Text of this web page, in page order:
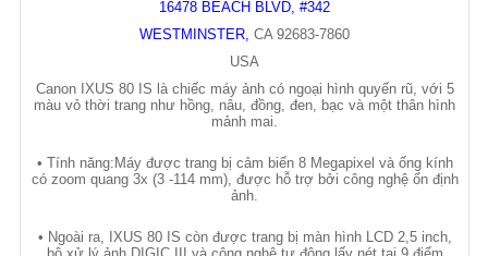
16478 BEACH BLVD, #342
WESTMINSTER CA 92683-7860
USA
Canon IXUS 80 IS là chiếc máy ảnh có ngoại hình quyến rũ, với 5
màu vỏ thời trang như hồng, nâu, đồng, đen, bạc và một thân hình
mảnh mai.
• Tính năng:Máy được trang bị cảm biến 8 Megapixel và ống kính
có zoom quang 3x (3 -114 mm), được hỗtrợ bởi công nghệ ổn định
ảnh.
• Ngoài ra, IXUS 80 IS còn được trang bị màn hình LCD 2,5 inch,